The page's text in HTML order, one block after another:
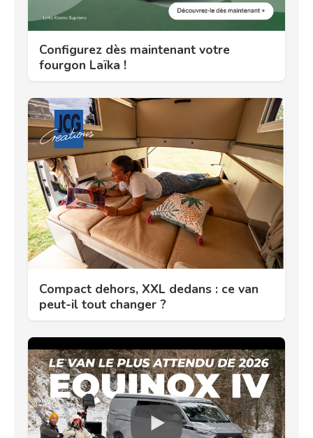
Configurez dès maintenant votre
fourgon Laïka !
Compact dehors, XXL dedans : ce van
peut-il tout changer ?